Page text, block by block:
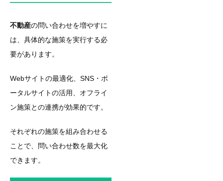
不動産の問い合わせを増やすに
は、具体的な施策を実行する必
要があります。
Webサイトの最適化、SNS・ポ
ータルサイトの活用、オフライ
ン施策との連携が効果的です。
それぞれの施策を組み合わせる
ことで、問い合わせ数を最大化
できます。